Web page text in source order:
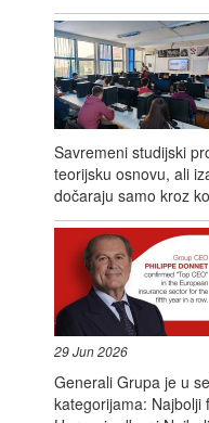
Savremeni studijski
teorijsku osnovu, ali
dočaraju samo kroz
29 Jun 2026
Generali Grupa je u
kategorijama: Najbolji